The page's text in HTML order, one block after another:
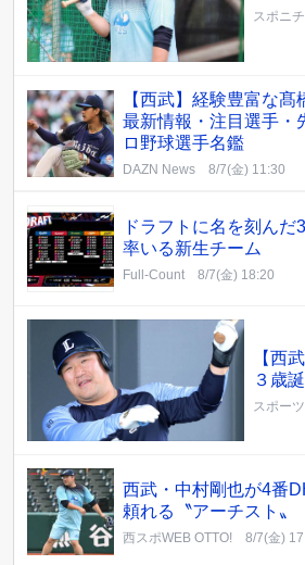
スポニ
【西武】経験豊富な
最新情報・注目選手・
ロ野球選手名鑑
DAZN News 8/7(金) 11:30
ドラフトに名を刻ん
率いる新生チーム
Full-Count 8/7(金) 18:20
【西
３歳
スポー
西武・中村剛也が4番
頼れる〝アーチスト〟
西スポWEB OTTO! 8/7(金)